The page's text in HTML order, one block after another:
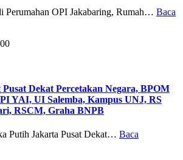
Perumahan OPI Jakabaring, Rumah… Baca
Dekat Percetakan Negara, BPOM
YAI, UI Salemba, Kampus UNJ, RS
RSCM, Graha BNPB
Putih Jakarta Pusat Dekat… Baca